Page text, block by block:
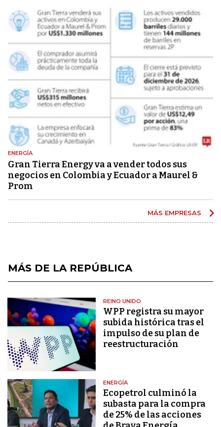
ENERGÍA
Gran Tierra Energy va a vender todos sus
negocios en Colombia y Ecuador a Maurel &
Prom
MÁS EMPRESAS
MÁS DE LA REPÚBLICA
REINO UNIDO
WPP registra su mayor
subida histórica tras el
impulso de su plan de
reestructuración
ENERGÍA
Ecopetrol culminó la
subasta para la compra
de 25% de las acciones